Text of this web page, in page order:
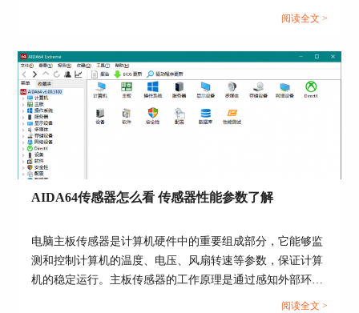
图3：查看内存
四、查看芯片组
芯片组中的主要信息为北桥设备与南桥设备，北桥
囊括了内存控制器、
4所示，能够查看主板芯片的组成是否正确。
阅读全文 >
AIDA64传感器怎么看 传感器性能参数了解
电脑主板传感器是计算机硬件中的重要组成部分，它能够监
测和控制计算机的温度、电压、风扇转速等参数，保证计算
机的稳定运行。主板传感器的工作原理是通过感知外部环境
的变化，将这些变化转化为电信号，再通过主板上的芯片处
阅读全文 >